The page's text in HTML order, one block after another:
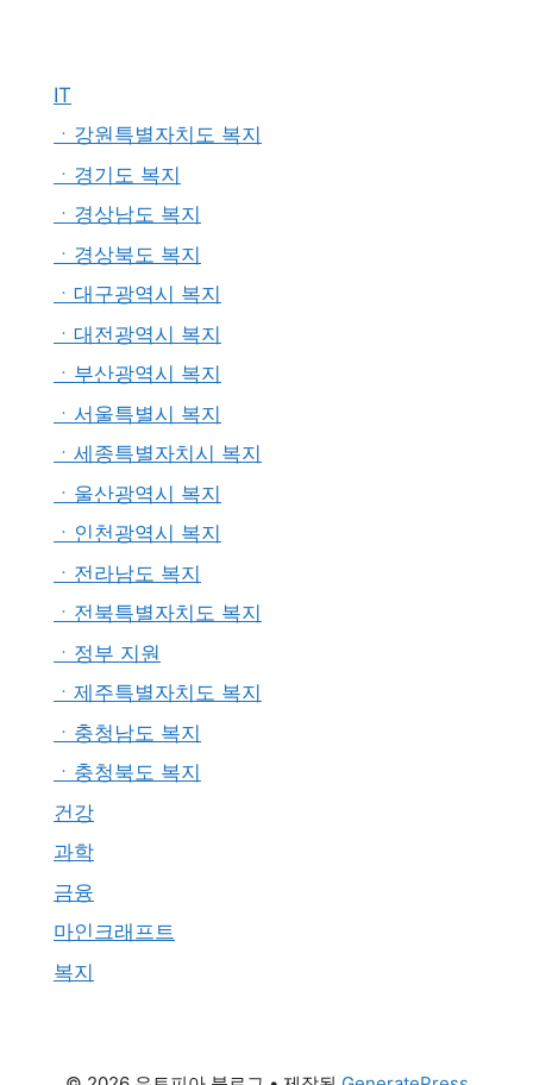
IT
ㆍ강원특별자치도 복지
ㆍ경기도 복지
ㆍ경상남도 복지
ㆍ경상북도 복지
ㆍ대구광역시 복지
ㆍ대전광역시 복지
ㆍ부산광역시 복지
ㆍ서울특별시 복지
ㆍ세종특별자치시 복지
ㆍ울산광역시 복지
ㆍ인천광역시 복지
ㆍ전라남도 복지
ㆍ전북특별자치도 복지
ㆍ정부 지원
ㆍ제주특별자치도 복지
ㆍ충청남도 복지
ㆍ충청북도 복지
건강
과학
금융
마인크래프트
복지